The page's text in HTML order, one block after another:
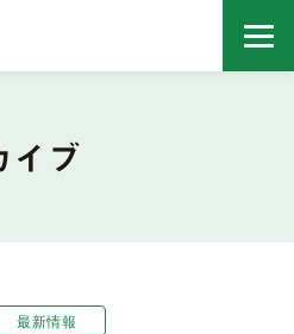
ブ
最新情報